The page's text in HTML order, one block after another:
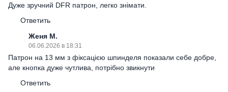
Дуже зручний DFR патрон, легко знімати.
Ответить
Женя М.
06.06.2026 в 18:31
Патрон на 13 мм з фіксацією шпинделя показали себе добре,
але кнопка дуже чутлива, потрібно звикнути
Ответить